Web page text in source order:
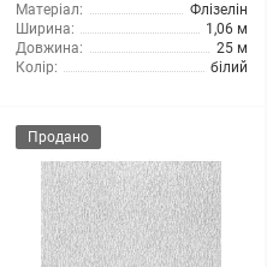
Матеріал:
Флізелін
Ширина:
1,06 м
Довжина:
25 м
Колір:
білий
Продано